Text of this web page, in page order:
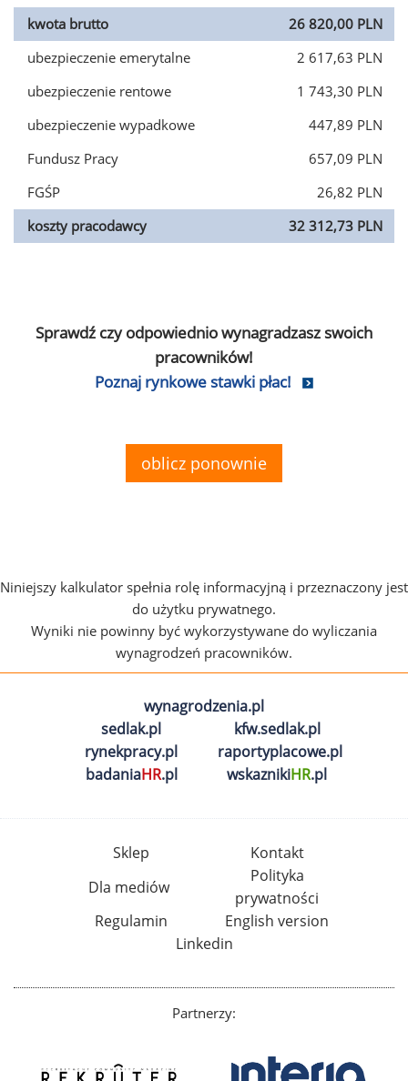
kwota brutto
26 820,00 PLN
ubezpieczenie emerytalne
2 617,63 PLN
ubezpieczenie rentowe
1 743,30 PLN
ubezpieczenie wypadkowe
447,89 PLN
Fundusz Pracy
657,09 PLN
FGŚP
26,82 PLN
koszty pracodawcy
32 312,73 PLN
Sprawdź czy odpowiednio wynagradzasz swoich
pracowników!
Poznaj rynkowe stawki płac!
oblicz ponownie
Niniejszy kalkulator spełnia rolę informacyjną i przeznaczony jest
do użytku prywatnego.
Wyniki nie powinny być wykorzystywane do wyliczania
wynagrodzeń pracowników.
wynagrodzenia.pl
sedlak.pl
kfw.sedlak.pl
rynekpracy.pl
raportyplacowe.pl
badaniaHR.pl wskaznikiHR.pl
Sklep
Kontakt
Dla mediów
Polityka
prywatności
Regulamin
English version
Linkedin
Partnerzy: